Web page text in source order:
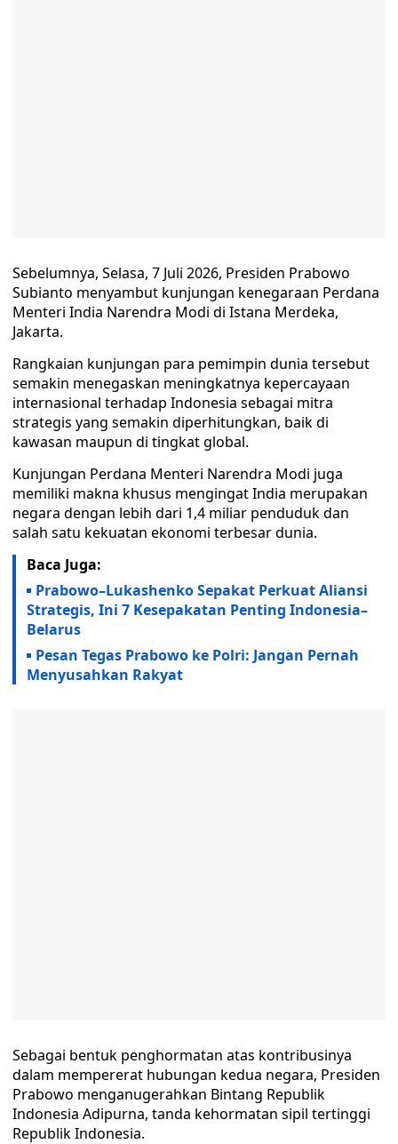
Sebelumnya, Selasa, 7 Juli 2026, Presiden Prabowo
Subianto menyambut kunjungan kenegaraan Perdana
Menteri India Narendra Modi di Istana Merdeka,
Jakarta.
Rangkaian kunjungan para pemimpin dunia tersebut
semakin menegaskan meningkatnya kepercayaan
internasional terhadap Indonesia sebagai mitra
strategis yang semakin diperhitungkan, baik di
kawasan maupun di tingkat global.
Kunjungan Perdana Menteri Narendra Modi juga
memiliki makna khusus mengingat India merupakan
negara dengan lebih dari 1,4 miliar penduduk dan
salah satu kekuatan ekonomi terbesar dunia.
Baca Juga:
Prabowo–Lukashenko Sepakat Perkuat Aliansi
Strategis, Ini 7 Kesepakatan Penting Indonesia–
Belarus
Pesan Tegas Prabowo ke Polri: Jangan Pernah
Menyusahkan Rakyat
Sebagai bentuk penghormatan atas kontribusinya
dalam mempererat hubungan kedua negara, Presiden
Prabowo menganugerahkan Bintang Republik
Indonesia Adipurna, tanda kehormatan sipil tertinggi
Republik Indonesia.